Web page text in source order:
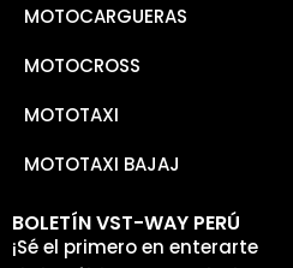
MOTOCARGUERAS
MOTOCROSS
MOTOTAXI
MOTOTAXI BAJAJ
BOLETÍN VST-WAY PERÚ
¡Sé el primero en enterarte